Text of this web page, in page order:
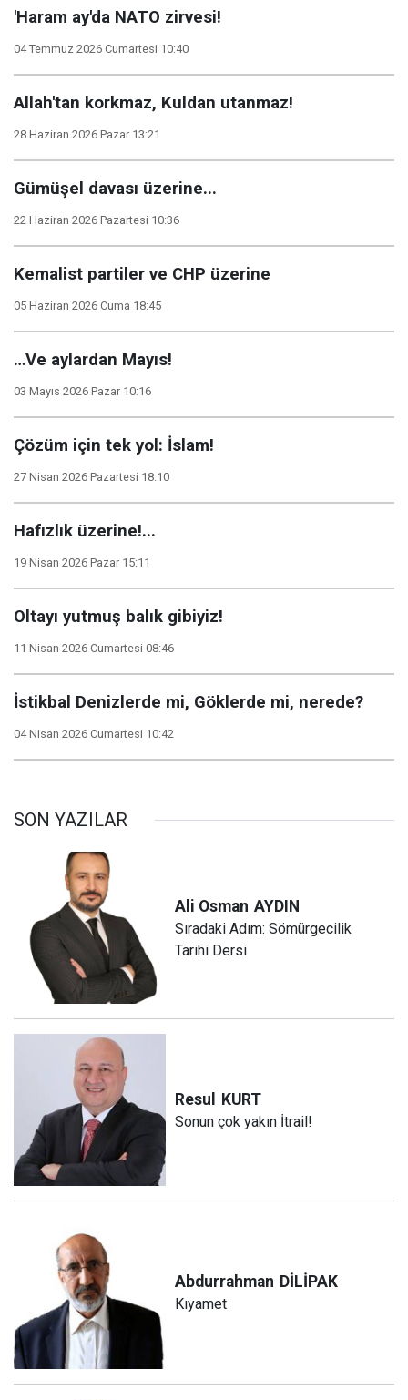
'Haram ay'da NATO zirvesi!
04 Temmuz 2026 Cumartesi 10:40
Allah'tan korkmaz, Kuldan utanmaz!
28 Haziran 2026 Pazar 13:21
Gümüşel davası üzerine...
22 Haziran 2026 Pazartesi 10:36
Kemalist partiler ve CHP üzerine
05 Haziran 2026 Cuma 18:45
…Ve aylardan Mayıs!
03 Mayıs 2026 Pazar 10:16
Çözüm için tek yol: İslam!
27 Nisan 2026 Pazartesi 18:10
Hafızlık üzerine!...
19 Nisan 2026 Pazar 15:11
Oltayı yutmuş balık gibiyiz!
11 Nisan 2026 Cumartesi 08:46
İstikbal Denizlerde mi, Göklerde mi, nerede?
04 Nisan 2026 Cumartesi 10:42
SON YAZILAR
Ali Osman AYDIN
Sıradaki Adım: Sömürgecilik
Tarihi Dersi
Resul KURT
Sonun çok yakın İtrail!
Abdurrahman DİLİPAK
Kıyamet